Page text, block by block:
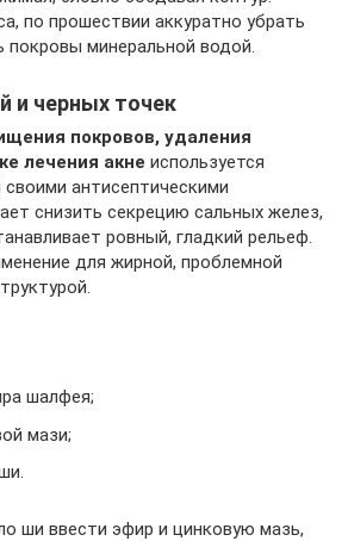
по прошествии аккуратно убрать
покровы минеральной водой.
и черных точек
покровов, удаления
лечения акне используется
антисептическими
снизить секрецию сальных желез,
ровный, гладкий рельеф.
для жирной, проблемной
шалфея;
мази;
ши ввести эфир и цинковую мазь,